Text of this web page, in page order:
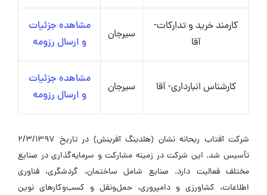
کارمند خرید و تدارکات-
آقا
سیرجان
مشاهده جزئیات
و ارسال رزومه
کارشناس انبارداری- آقا سیرجان
مشاهده جزئیات
و ارسال رزومه
شرکت آفتاب ریحانه نشان (هلدینگ آفرینش) در تاریخ 2/3/1397
تأسیس شد. این شرکت در زمینه مشارکت و سرمایه‌گذاری در صنایع
مختلف فعالیت دارد. صنایع شامل ساختمان، گردشگری، فناوری
اطلاعات، کشاورزی و دامپروری، حمل‌ونقل و کسب‌وکارهای نوین